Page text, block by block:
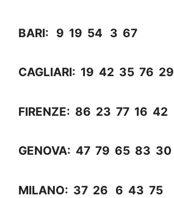
BARI: 9 19 54 3 67
CAGLIARI: 19 42 35 76 29
FIRENZE: 86 23 77 16 42
GENOVA: 47 79 65 83 30
MILANO: 37 26 6 43 75